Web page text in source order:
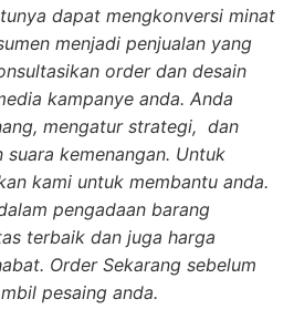
dapat mengkonversi minat
menjadi penjualan yang
order dan desain
kampanye anda. Anda
mengatur strategi, dan
kemenangan. Untuk
kami untuk membantu anda.
pengadaan barang
terbaik dan juga harga
Order Sekarang sebelum
pesaing anda.